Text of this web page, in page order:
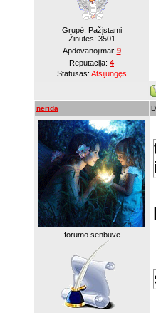
Grupė: Pažįstami
Žinutės: 3501
Apdovanojimai: 9
Reputacija: 4
Statusas: Atsijungęs
nerida
forumo senbuvė